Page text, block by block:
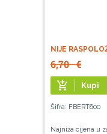
NIJE
6,70€
add_shopping_cart Kupi
Šifra: FBERT600
Najniža cijena u